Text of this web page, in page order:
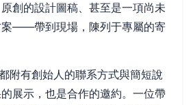
創的設計圖稿、甚至是一項尚未
案——帶到現場，陳列于專屬的寄
附有創始人的聯系方式與簡短說
展示，也是合作的邀約。一位帶